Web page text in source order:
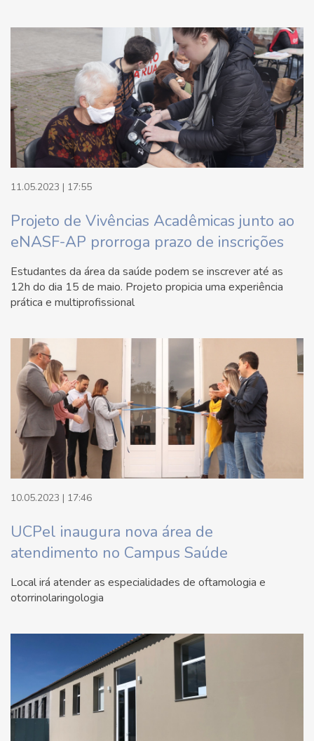
11.05.2023 | 17:55
Projeto de Vivências Acadêmicas junto ao
eNASF-AP prorroga prazo de inscrições
Estudantes da área da saúde podem se inscrever até as
12h do dia 15 de maio. Projeto propicia uma experiência
prática e multiprofissional
10.05.2023 | 17:46
UCPel inaugura nova área de
atendimento no Campus Saúde
Local irá atender as especialidades de oftamologia e
otorrinolaringologia